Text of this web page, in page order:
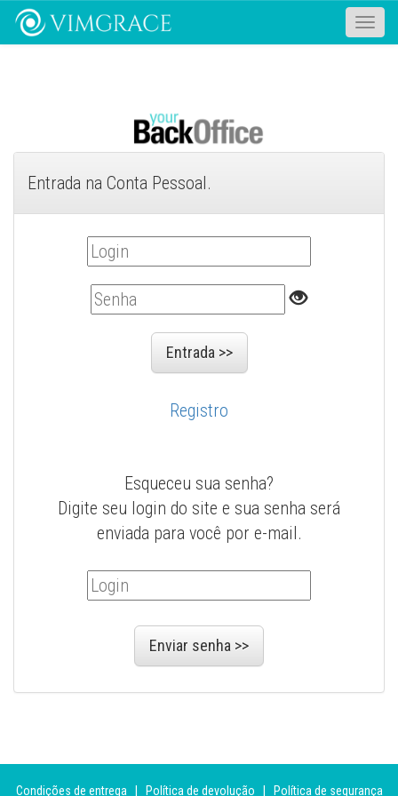
Toggle
Entrada na Conta Pessoal.
Registro
Esqueceu sua senha?
Digite seu login do site e sua senha será
enviada para você por e-mail.
Condições de entrega Política de devolução Política de segurança